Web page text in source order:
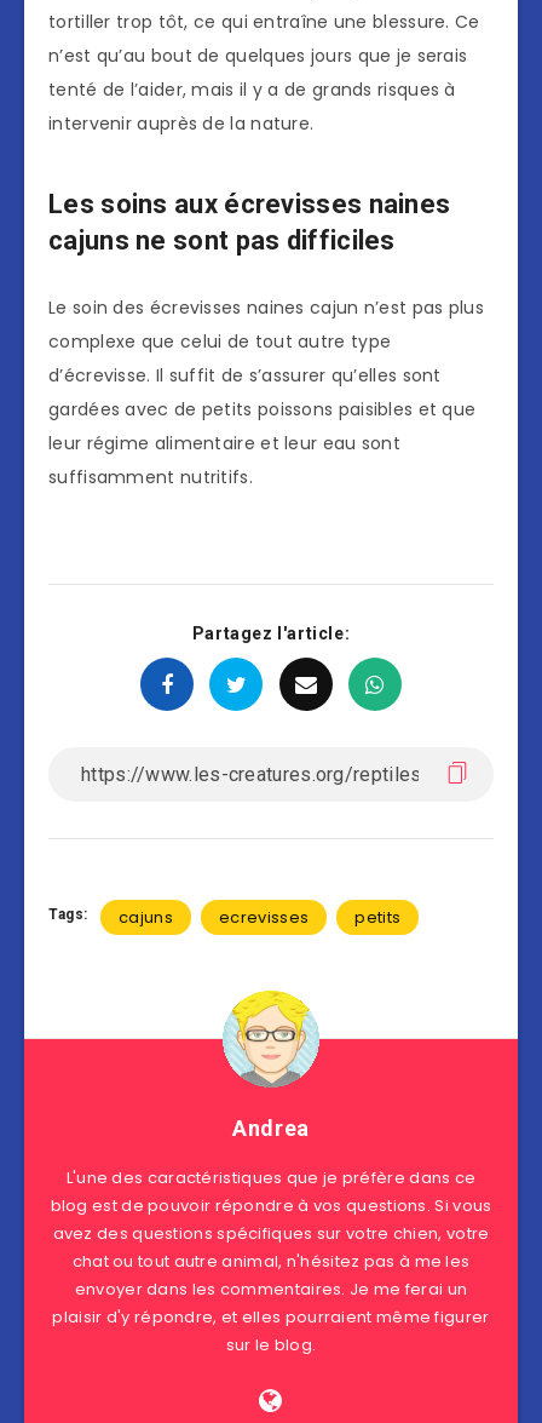
tortiller trop tôt, ce qui entraîne une blessure. Ce
n’est qu’au bout de quelques jours que je serais
tenté de l’aider, mais il y a de grands risques à
intervenir auprès de la nature.
Les soins aux écrevisses naines
cajuns ne sont pas difficiles
Le soin des écrevisses naines cajun n’est pas plus
complexe que celui de tout autre type
d’écrevisse. Il suffit de s’assurer qu’elles sont
gardées avec de petits poissons paisibles et que
leur régime alimentaire et leur eau sont
suffisamment nutritifs.
Partagez l'article:
Tags: cajuns ecrevisses petits
Andrea
L'une des caractéristiques que je préfère dans ce
blog est de pouvoir répondre à vos questions. Si vous
avez des questions spécifiques sur votre chien, votre
chat ou tout autre animal, n'hésitez pas à me les
envoyer dans les commentaires. Je me ferai un
plaisir d'y répondre, et elles pourraient même figurer
sur le blog.